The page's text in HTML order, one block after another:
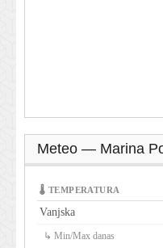
Meteo — Marina
🌡 TEMPERATURA
Vanjska
↳ Min/Max danas